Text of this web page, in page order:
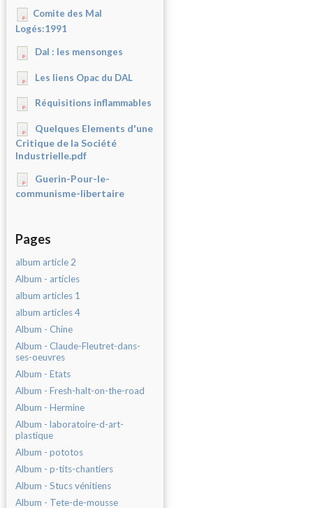
Comite des Mal
Logés:1991
Dal : les mensonges
Les liens Opac du DAL
Réquisitions inflammables
Quelques Elements d'une
Critique de la Société
Industrielle.pdf
Guerin-Pour-le-
communisme-libertaire
Pages
album article 2
Album - articles
album articles 1
album articles 4
Album - Chine
Album - Claude-Fleutret-dans-
ses-oeuvres
Album - Etats
Album - Fresh-halt-on-the-road
Album - Hermine
Album - laboratoire-d-art-
plastique
Album - pototos
Album - p-tits-chantiers
Album - Stucs vénitiens
Album - Tete-de-mousse